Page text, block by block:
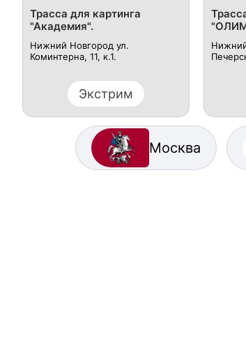
Трасса для картинга
"Академия".
Нижний Новгород ул.
Коминтерна, 11, к.1.
Экстрим
Москва